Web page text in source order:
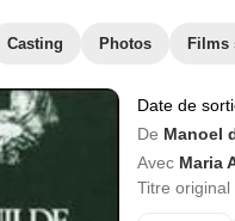
Casting Photos Films
Date de
De Manoel
Avec Maria
Titre original